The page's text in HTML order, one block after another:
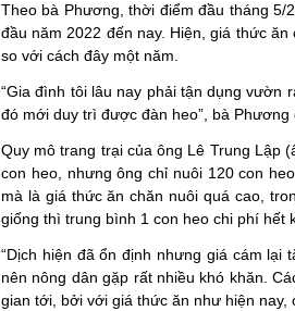
Theo bà Phương, thời điểm đầu tháng
đầu năm 2022 đến nay. Hiện, giá thức
so với cách đây một năm.
“Gia đình tôi lâu nay phải tận dụng vườn
đó mới duy trì được đàn heo”, bà Phương
Quy mô trang trại của ông Lê Trung Lập
con heo, nhưng ông chỉ nuôi 120 con
mà là giá thức ăn chăn nuôi quá cao,
giống thì trung bình 1 con heo chi phí hết
“Dịch hiện đã ổn định nhưng giá cám lại
nên nông dân gặp rất nhiều khó khăn.
gian tới, bởi với giá thức ăn như hiện nay,